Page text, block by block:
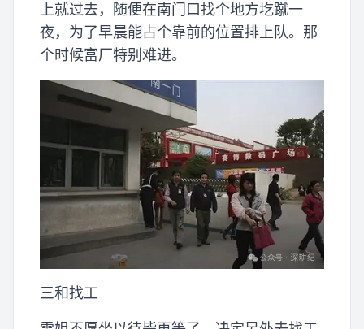
上就过去，随便在南门口找个地方圪蹴一
夜，为了早晨能占个靠前的位置排上队。那
个时候富厂特别难进。
三和找工